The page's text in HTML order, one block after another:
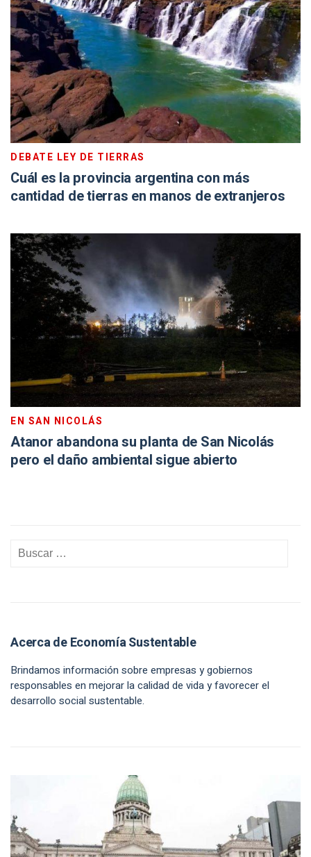
DEBATE LEY DE TIERRAS
Cuál es la provincia argentina con más
cantidad de tierras en manos de extranjeros
EN SAN NICOLÁS
Atanor abandona su planta de San Nicolás
pero el daño ambiental sigue abierto
Acerca de Economía Sustentable
Brindamos información sobre empresas y gobiernos
responsables en mejorar la calidad de vida y favorecer el
desarrollo social sustentable.